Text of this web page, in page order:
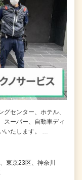
センター、ホテル、
スーパー、自動車ディ
いたします。 …
東京23区、神奈川